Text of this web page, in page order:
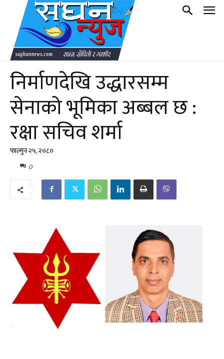
निर्माणदेखि उद्धारसम्म
सेनाको भूमिका अब्बल छ :
रक्षा सचिव शर्मा
फाल्गुन २५, २०८०
0